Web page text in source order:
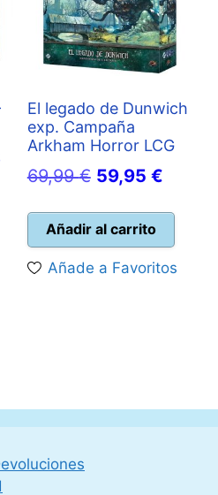
El legado de Dunwich
exp. Campaña
Arkham Horror LCG
69,99€ El
original
era:
69,99 €.
59,95 €El
es:
59,95
Añadir al carrito
Añade a Favoritos